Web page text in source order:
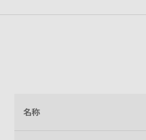
名称